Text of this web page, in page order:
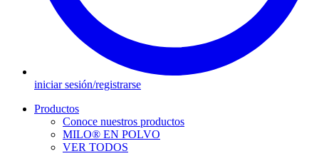
iniciar sesión/registrarse
navigation
Productos
Conoce nuestros productos
MILO® EN POLVO
VER TODOS